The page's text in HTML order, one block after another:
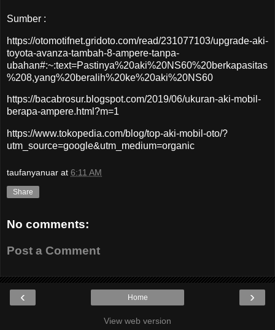
Sumber :
https://otomotifnet.gridoto.com/read/231077103/upgrade-aki-
toyota-avanza-tambah-8-ampere-tanpa-
ubahan#:~:text=Pastinya%20aki%20NS60%20berkapasitas
%208,yang%20beralih%20ke%20aki%20NS60
https://bacabrosur.blogspot.com/2019/06/ukuran-aki-mobil-
berapa-ampere.html?m=1
https://www.tokopedia.com/blog/top-aki-mobil-oto/?
utm_source=google&utm_medium=organic
taufanyanuar at 6:11 AM
Share
No comments:
Post a Comment
‹ ›
Home
View web version